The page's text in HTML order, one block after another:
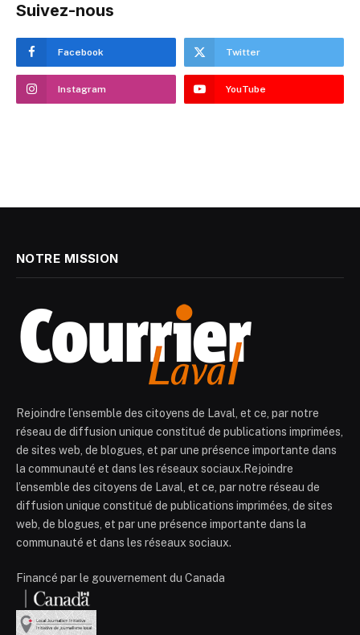
Suivez-nous
Facebook Twitter
Instagram YouTube
NOTRE MISSION
Rejoindre l’ensemble des citoyens de Laval, et ce, par notre
réseau de diffusion unique constitué de publications imprimées,
de sites web, de blogues, et par une présence importante dans
la communauté et dans les réseaux sociaux.Rejoindre
l’ensemble des citoyens de Laval, et ce, par notre réseau de
diffusion unique constitué de publications imprimées, de sites
web, de blogues, et par une présence importante dans la
communauté et dans les réseaux sociaux.
Financé par le gouvernement du Canada